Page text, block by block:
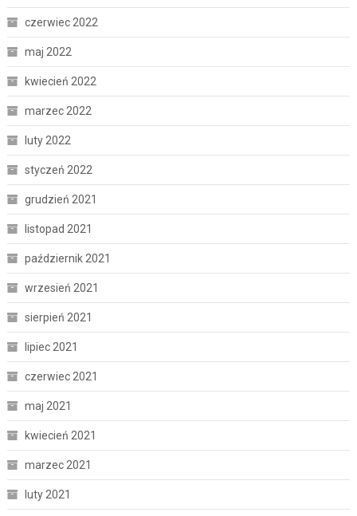
czerwiec 2022
maj 2022
kwiecień 2022
marzec 2022
luty 2022
styczeń 2022
grudzień 2021
listopad 2021
październik 2021
wrzesień 2021
sierpień 2021
lipiec 2021
czerwiec 2021
maj 2021
kwiecień 2021
marzec 2021
luty 2021